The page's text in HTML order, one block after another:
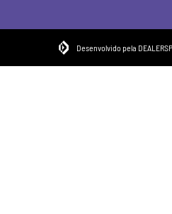
Desenvolvido pela